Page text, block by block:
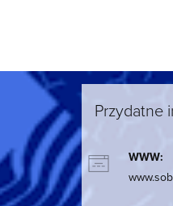
Przydatne
WWW: